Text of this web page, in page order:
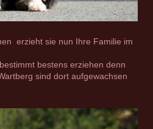
erzieht sie nun Ihre Familie im
bestens erziehen denn
sind dort aufgewachsen